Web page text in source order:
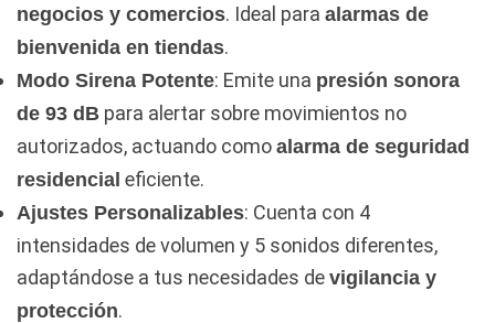
negocios y comercios. Ideal para alarmas de
bienvenida en tiendas.
Modo Sirena Potente: Emite una presión sonora
de 93 dB para alertar sobre movimientos no
autorizados, actuando como alarma de seguridad
residencial eficiente.
Ajustes Personalizables: Cuenta con 4
intensidades de volumen y 5 sonidos diferentes,
adaptándose a tus necesidades de vigilancia y
protección.